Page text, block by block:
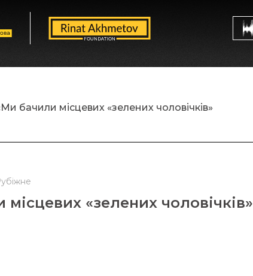
«зелених чоловічків»
бачили місцевих «зелених чоловічків»